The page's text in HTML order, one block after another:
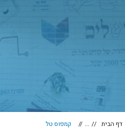
דף הבית ... קמפוס טל